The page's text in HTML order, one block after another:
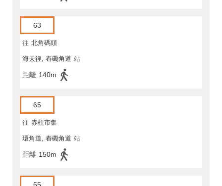
63
往 北角碼頭
海天徑, 舂磡角道 站
距離 140m
65
往 赤柱市集
環角道, 舂磡角道 站
距離 150m